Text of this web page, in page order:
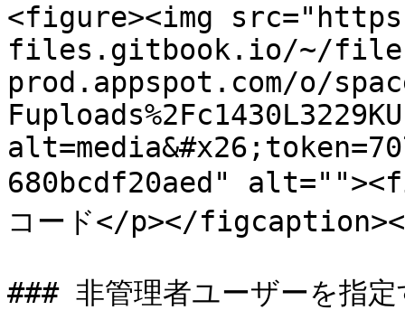
<figure><img
files.gitbook.io/~/
prod.appspot.com/o/
680bcdf20aed"
コード</p></
### 非管理者ユーザーを指定